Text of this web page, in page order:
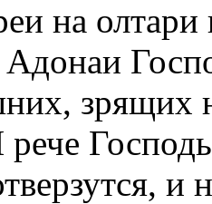
на
Адонаи
зрящих
рече
и